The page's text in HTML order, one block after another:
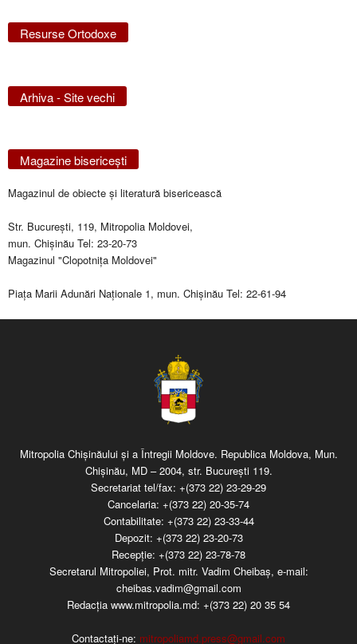
Resurse Ortodoxe
Arhiva - Site vechi
Magazine bisericeşti
Magazinul de obiecte şi literatură bisericească
Str. Bucureşti, 119, Mitropolia Moldovei,
mun. Chişinău Tel: 23-20-73
Magazinul "Clopotniţa Moldovei"
Piaţa Marii Adunări Naţionale 1, mun. Chişinău Tel: 22-61-94
Mitropolia Chişinăului şi a Întregii Moldove. Republica Moldova, Mun.
Chişinău, MD – 2004, str. Bucureşti 119.
Secretariat tel/fax: +(373 22) 23-29-29
Cancelaria: +(373 22) 20-35-74
Contabilitate: +(373 22) 23-33-44
Depozit: +(373 22) 23-20-73
Recepţie: +(373 22) 23-78-78
Secretarul Mitropoliei, Prot. mitr. Vadim Cheibaş, e-mail:
cheibas.vadim@gmail.com
Redacția www.mitropolia.md: +(373 22) 20 35 54
Contactați-ne: mitropoliamd.press@gmail.com